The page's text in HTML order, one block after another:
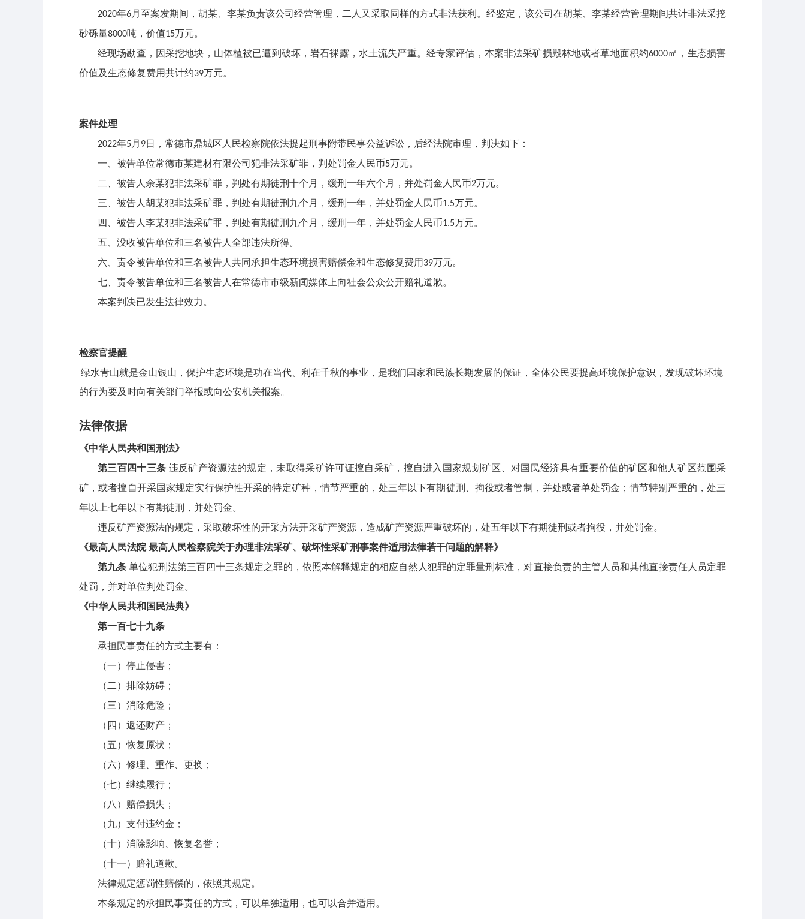
2020年6月至案发期间，胡某、李某负责该公司经营管理，二人又采取同样的方式非法获利。经鉴定，该公司在胡某、李某经营管理期间共计非法采挖
砂砾量8000吨，价值15万元。
经现场勘查，因采挖地块，山体植被已遭到破坏，岩石裸露，水土流失严重。经专家评估，本案非法采矿损毁林地或者草地面积约6000㎡，生态损害
价值及生态修复费用共计约39万元。
案件处理
2022年5月 9日，常德市鼎城区人民检察院依法提起刑事附带民事公益诉讼，后经法院审理，判决如下：
一、被告单位常德市某建材有限公司犯非法采矿罪，判处罚金人民币5万元。
二、被告人余某犯非法采矿罪，判处有期徒刑十个月，缓刑一年六个月，并处罚金人民币2万元。
三、被告人胡某犯非法采矿罪，判处有期徒刑九个月，缓刑一年，并处罚金人民币1.5万元。
四、被告人李某犯非法采矿罪，判处有期徒刑九个月，缓刑一年，并处罚金人民币1.5万元。
五、没收被告单位和三名被告人全部违法所得。
六、责令被告单位和三名被告人共同承担生态环境损害赔偿金和生态修复费用 39万元。
七、责令被告单位和三名被告人在常德市市级新闻媒体上向社会公众公开赔礼道歉。
本案判决已发生法律效力。
检察官提醒
绿水青山就是金山银山，保护生态环境是功在当代、利在千秋的事业，是我们国家和民族长期发展的保证，全体公民要提高环境保护意识，发现破坏环境
的行为要及时向有关部门举报或向公安机关报案。
法律依据
《中华人民共和国刑法》
第三百四十三条 违反矿产资源法的规定，未取得采矿许可证擅自采矿，擅自进入国家规划矿区、对国民经济具有重要价值的矿区和他人矿区范围采
矿，或者擅自开采国家规定实行保护性开采的特定矿种，情节严重的，处三年以下有期徒刑、拘役或者管制，并处或者单处罚金；情节特别严重的，处三
年以上七年以下有期徒刑，并处罚金。
违反矿产资源法的规定，采取破坏性的开采方法开采矿产资源，造成矿产资源严重破坏的，处五年以下有期徒刑或者拘役，并处罚金。
《最高人民法院 最高人民检察院关于办理非法采矿、破坏性采矿刑事案件适用法律若干问题的解释》
第九条 单位犯刑法第三百四十三条规定之罪的，依照本解释规定的相应自然人犯罪的定罪量刑标准，对直接负责的主管人员和其他直接责任人员定罪
处罚，并对单位判处罚金。
《中华人民共和国民法典》
第一百七十九条
承担民事责任的方式主要有：
（一）停止侵害；
（二）排除妨碍；
（三）消除危险；
（四）返还财产；
（五）恢复原状；
（六）修理、重作、更换；
（七）继续履行；
（八）赔偿损失；
（九）支付违约金；
（十）消除影响、恢复名誉；
（十一）赔礼道歉。
法律规定惩罚性赔偿的，依照其规定。
本条规定的承担民事责任的方式，可以单独适用，也可以合并适用。